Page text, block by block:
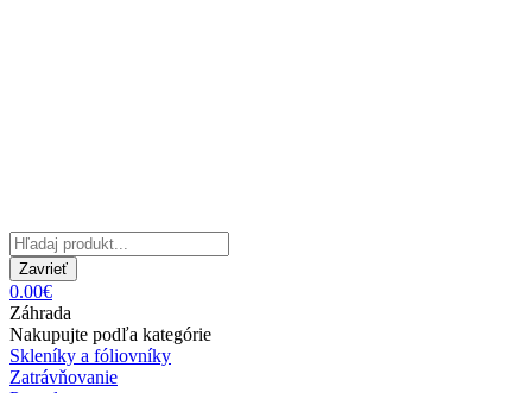
Zavrieť
0.00€
Záhrada
Nakupujte podľa kategórie
Skleníky a fóliovníky
Zatrávňovanie